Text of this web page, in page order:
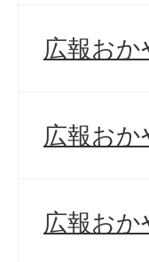
広報お
広報お
広報お